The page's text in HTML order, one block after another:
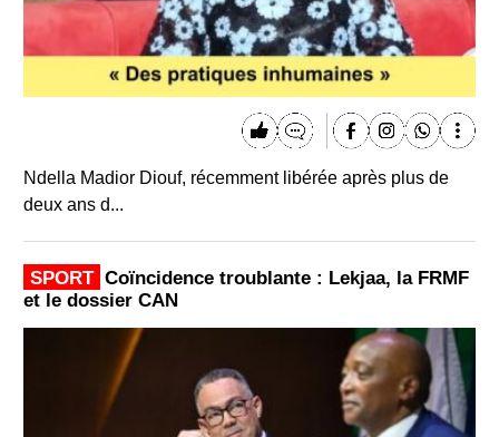
Ndella Madior Diouf, récemment libérée après plus de
deux ans d...
SPORT Coïncidence troublante : Lekjaa, la FRMF
et le dossier CAN